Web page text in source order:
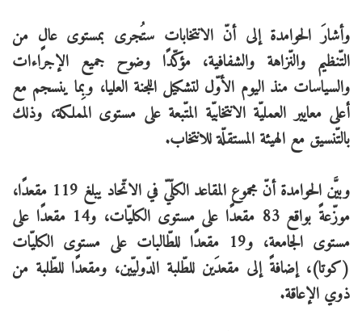
وأشارَ الحوامدة إلى أنّ الانتخابات ستُجرى بمستوى عالٍ من
التّنظيم والنّزاهة والشفافية، مؤكّدًا وضوح جميع الإجراءات
والسياسات منذ اليوم الأوّل لتشكيل اللجنة العليا، وبِما ينسجم مع
أعلى معايير العمليّة الانتخابيّة المتّبعة على مستوى المملكة، وذلك
بالتّنسيق مع الهيئة المستقلّة للانتخاب.
وبيَّن الحوامدة أنّ مجموع المقاعد الكلّيّ في الاتّحاد يبلغ 119 مقعدًا،
موزّعةً بواقع 83 مقعدًا على مستوى الكليّات، و14 مقعدًا على
مستوى الجامعة، و19 مقعدًا للطّالبات على مستوى الكليّات
(كوتا)، إضافةً إلى مقعدَين للطّلبة الدّوليّين، ومقعدًا للطّلبة من
ذوي الإعاقة.